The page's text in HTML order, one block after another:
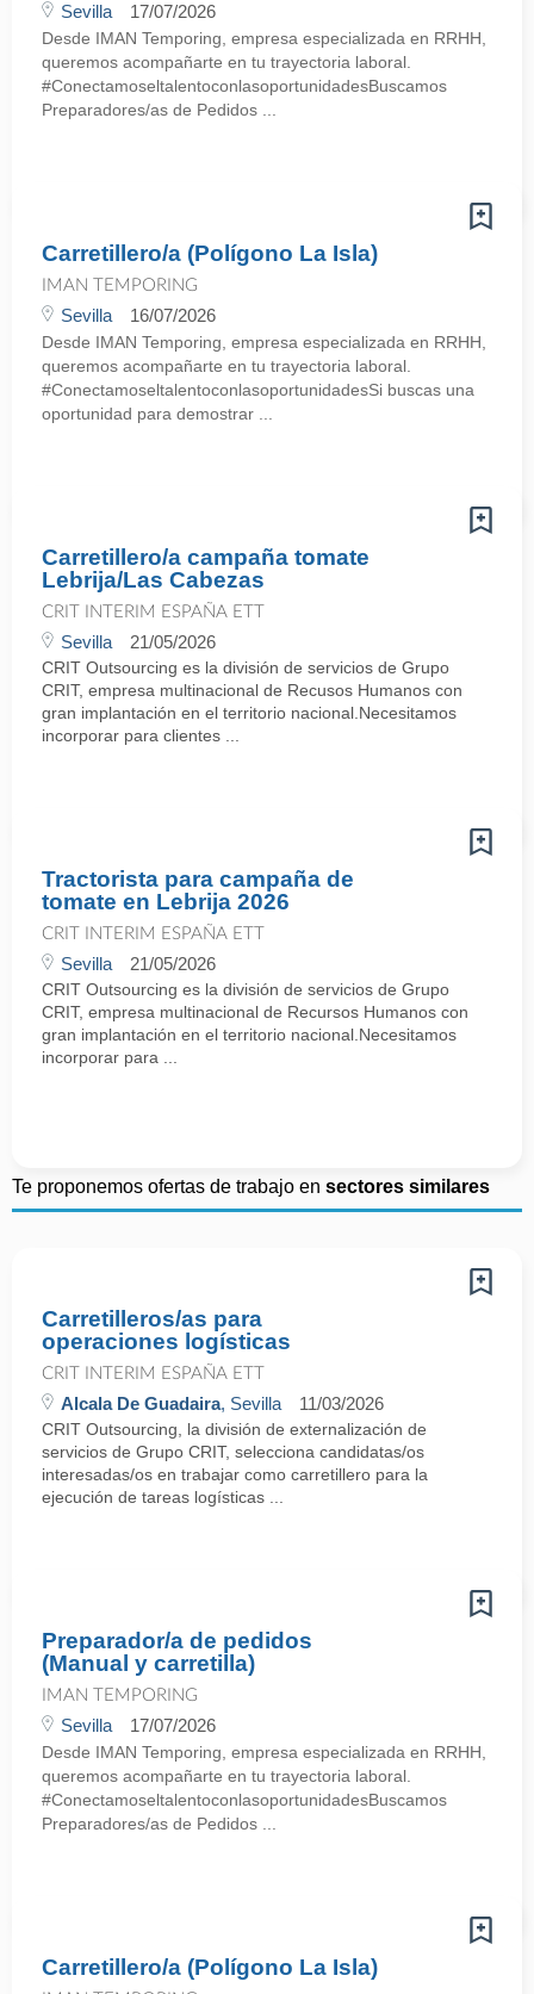
Sevilla 17/07/2026
Desde IMAN Temporing, empresa especializada en RRHH,
queremos acompañarte en tu trayectoria laboral.
#ConectamoseltalentoconlasoportunidadesBuscamos
Preparadores/as de Pedidos ...
Carretillero/a (Polígono La Isla)
IMAN TEMPORING
Sevilla 16/07/2026
Desde IMAN Temporing, empresa especializada en RRHH,
queremos acompañarte en tu trayectoria laboral.
#ConectamoseltalentoconlasoportunidadesSi buscas una
oportunidad para demostrar ...
Carretillero/a campaña tomate
Lebrija/Las Cabezas
CRIT INTERIM ESPAÑA ETT
Sevilla 21/05/2026
CRIT Outsourcing es la división de servicios de Grupo
CRIT, empresa multinacional de Recusos Humanos con
gran implantación en el territorio nacional.Necesitamos
incorporar para clientes ...
Tractorista para campaña de
tomate en Lebrija 2026
CRIT INTERIM ESPAÑA ETT
Sevilla 21/05/2026
CRIT Outsourcing es la división de servicios de Grupo
CRIT, empresa multinacional de Recursos Humanos con
gran implantación en el territorio nacional.Necesitamos
incorporar para ...
Te proponemos ofertas de trabajo en sectores similares
Carretilleros/as para
operaciones logísticas
CRIT INTERIM ESPAÑA ETT
Alcala De Guadaira, Sevilla 11/03/2026
CRIT Outsourcing, la división de externalización de
servicios de Grupo CRIT, selecciona candidatas/os
interesadas/os en trabajar como carretillero para la
ejecución de tareas logísticas ...
Preparador/a de pedidos
(Manual y carretilla)
IMAN TEMPORING
Sevilla 17/07/2026
Desde IMAN Temporing, empresa especializada en RRHH,
queremos acompañarte en tu trayectoria laboral.
#ConectamoseltalentoconlasoportunidadesBuscamos
Preparadores/as de Pedidos ...
Carretillero/a (Polígono La Isla)